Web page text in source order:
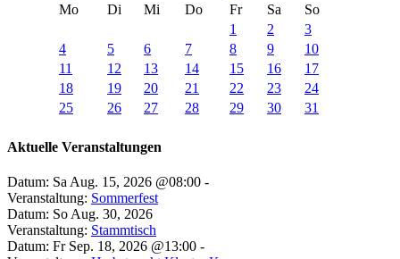
Mo
Di Mi Do Fr Sa
So
1
2
3
4
5 6 7 8 9
10
11
12 13 14 15 16
17
18
19 20 21 22 23
24
25
26 27 28 29 30 31
Aktuelle Veranstaltungen
Datum: Sa Aug. 15, 2026 @08:00 -
Veranstaltung: Sommerfest
Datum: So Aug. 30, 2026
Veranstaltung: Stammtisch
Datum: Fr Sep. 18, 2026 @13:00 -